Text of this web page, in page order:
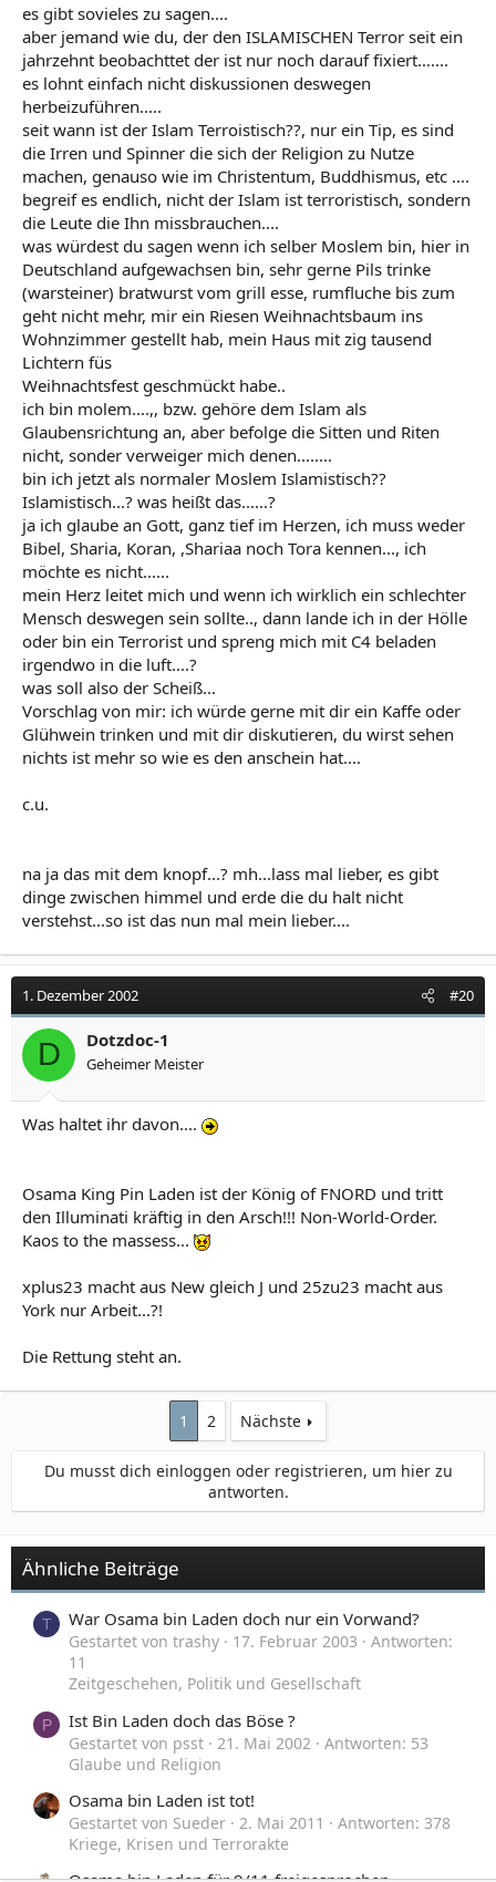
es gibt sovieles zu sagen....
aber jemand wie du, der den ISLAMISCHEN Terror seit ein
jahrzehnt beobachttet der ist nur noch darauf fixiert.......
es lohnt einfach nicht diskussionen deswegen
herbeizuführen.....
seit wann ist der Islam Terroistisch??, nur ein Tip, es sind
die Irren und Spinner die sich der Religion zu Nutze
machen, genauso wie im Christentum, Buddhismus, etc ....
begreif es endlich, nicht der Islam ist terroristisch, sondern
die Leute die Ihn missbrauchen....
was würdest du sagen wenn ich selber Moslem bin, hier in
Deutschland aufgewachsen bin, sehr gerne Pils trinke
(warsteiner) bratwurst vom grill esse, rumfluche bis zum
geht nicht mehr, mir ein Riesen Weihnachtsbaum ins
Wohnzimmer gestellt hab, mein Haus mit zig tausend
Lichtern füs
Weihnachtsfest geschmückt habe..
ich bin molem....,, bzw. gehöre dem Islam als
Glaubensrichtung an, aber befolge die Sitten und Riten
nicht, sonder verweiger mich denen........
bin ich jetzt als normaler Moslem Islamistisch??
Islamistisch...? was heißt das......?
ja ich glaube an Gott, ganz tief im Herzen, ich muss weder
Bibel, Sharia, Koran, ,Shariaa noch Tora kennen..., ich
möchte es nicht......
mein Herz leitet mich und wenn ich wirklich ein schlechter
Mensch deswegen sein sollte.., dann lande ich in der Hölle
oder bin ein Terrorist und spreng mich mit C4 beladen
irgendwo in die luft....?
was soll also der Scheiß...
Vorschlag von mir: ich würde gerne mit dir ein Kaffe oder
Glühwein trinken und mit dir diskutieren, du wirst sehen
nichts ist mehr so wie es den anschein hat....
c.u.
na ja das mit dem knopf...? mh...lass mal lieber, es gibt
dinge zwischen himmel und erde die du halt nicht
verstehst...so ist das nun mal mein lieber....
1. Dezember 2002 #20
D Dotzdoc-1
Geheimer Meister
Was haltet ihr davon....
Osama King Pin Laden ist der König of FNORD und tritt
den Illuminati kräftig in den Arsch!!! Non-World-Order.
Kaos to the massess...
xplus23 macht aus New gleich J und 25zu23 macht aus
York nur Arbeit...?!
Die Rettung steht an.
1 2 Nächste
Du musst dich einloggen oder registrieren, um hier zu
antworten.
Ähnliche Beiträge
T War Osama bin Laden doch nur ein Vorwand?
Gestartet von trashy 17. Februar 2003
Antworten:
11
Zeitgeschehen, Politik und Gesellschaft
P Ist Bin Laden doch das Böse ?
Gestartet von psst 21. Mai 2002
Antworten: 53
Glaube und Religion
Osama bin Laden ist tot!
Gestartet von Sueder 2. Mai 2011
Antworten: 378
Kriege, Krisen und Terrorakte